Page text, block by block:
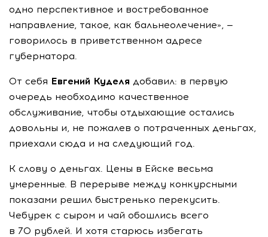
одно перспективное и востребованное
направление, такое, как бальнеолечение», —
говорилось в приветственном адресе
губернатора.
От себя Евгений Куделя добавил: в первую
очередь необходимо качественное
обслуживание, чтобы отдыхающие остались
довольны и, не пожалев о потраченных деньгах,
приехали сюда и на следующий год.
К слову о деньгах. Цены в Ейске весьма
умеренные. В перерыве между конкурсными
показами решил быстренько перекусить.
Чебурек с сыром и чай обошлись всего
в 70 рублей. И хотя старюсь избегать